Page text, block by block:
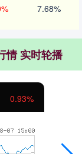
7.68%
情 实时轮播
11.37